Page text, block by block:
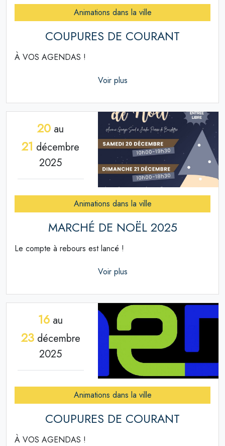
Animations dans la ville
COUPURES DE COURANT
À VOS AGENDAS !
Voir plus
20 au
21 décembre
2025
Animations dans la ville
MARCHÉ DE NOËL 2025
Le compte à rebours est lancé !
Voir plus
16 au
23décembre
2025
Animations dans la ville
COUPURES DE COURANT
À VOS AGENDAS !